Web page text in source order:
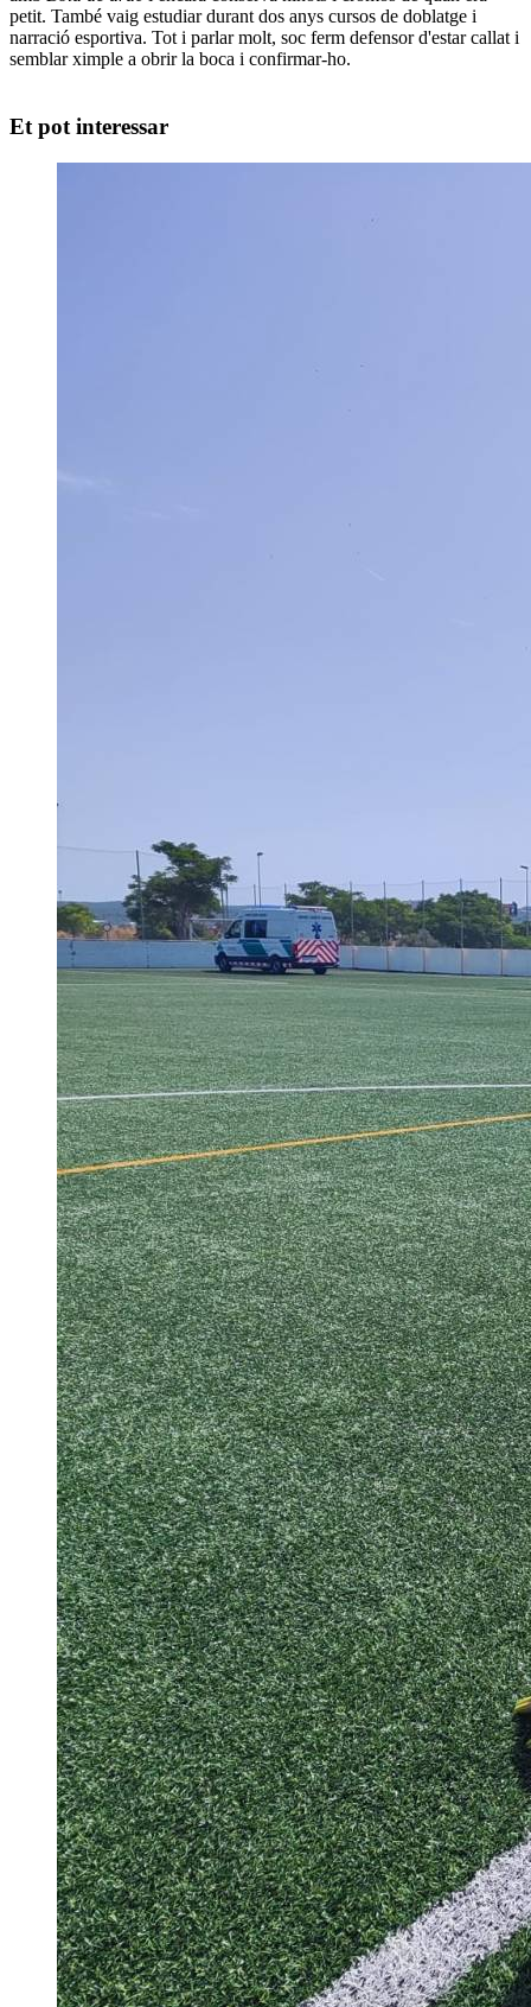
petit. També vaig estudiar durant dos anys cursos de doblatge i
narració esportiva. Tot i parlar molt, soc ferm defensor d'estar callat i
semblar ximple a obrir la boca i confirmar-ho.
Et pot interessar